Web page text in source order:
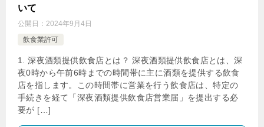
いて
公開日： 2024年9月4日
飲食業許可
1. 深夜酒類提供飲食店とは？ 深夜酒類提供飲食店とは、深
夜0時から午前6時までの時間帯に主に酒類を提供する飲食
店を指します。この時間帯に営業を行う飲食店は、特定の
手続きを経て「深夜酒類提供飲食店営業届」を提出する必
要が […]